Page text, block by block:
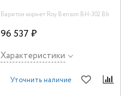
Баритон корнет Roy Benson BH-302 Bb
96 537 ₽
Характеристики
Уточнить наличие